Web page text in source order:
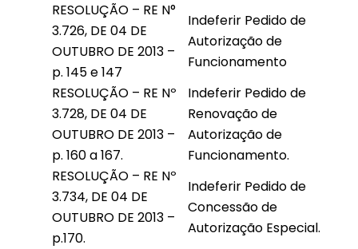
RESOLUÇÃO – RE N°
3.726, DE 04 DE
OUTUBRO DE 2013 –
p. 145 e 147
Indeferir Pedido de
Autorização de
Funcionamento
RESOLUÇÃO – RE Nº
3.728, DE 04 DE
OUTUBRO DE 2013 –
p. 160 a 167.
Indeferir Pedido de
Renovação de
Autorização de
Funcionamento.
RESOLUÇÃO – RE Nº
3.734, DE 04 DE
OUTUBRO DE 2013 –
p.170.
Indeferir Pedido de
Concessão de
Autorização Especial.